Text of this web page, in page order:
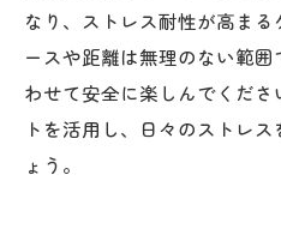
なり、ストレス耐性が高ま
ースや距離は無理のない範
わせて安全に楽しんでくだ
トを活用し、日々のストレ
ょう。